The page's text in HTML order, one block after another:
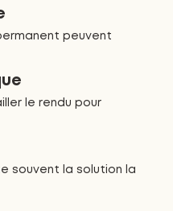
peuvent
le rendu pour
souvent la solution la